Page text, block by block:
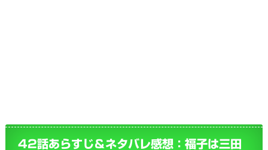
42話あらすじ＆ネタバレ感想：福子は三田